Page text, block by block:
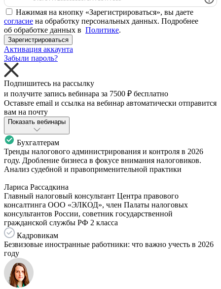
Нажимая на кнопку «Зарегистрироваться», вы даете
согласие на обработку персональных данных. Подробнее
об обработке данных в Политике.
Зарегистрироваться
Активация аккаунта
Забыли пароль?
Подпишитесь на рассылку
и получите запись вебинара за 7500 ₽ бесплатно
Оставьте email и ссылка на вебинар автоматически отправится
вам на почту
Показать вебинары
Бухгалтерам
Тренды налогового администрирования и контроля в 2026
году. Дробление бизнеса в фокусе внимания налоговиков.
Анализ судебной и правоприменительной практики
Лариса Рассадкина
Главный налоговый консультант Центра правового
консалтинга ООО «ЭЛКОД», член Палаты налоговых
консультантов России, советник государственной
гражданской службы РФ 2 класса
Кадровикам
Безвизовые иностранные работники: что важно учесть в 2026
году